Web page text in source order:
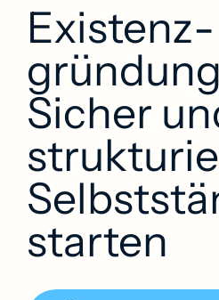
Existenz­
Sicher
starten